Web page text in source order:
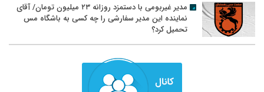
مدیر غیربومی با دستمزد روزانه ۲۳ میلیون تومان/ آقای
نماینده این مدیر سفارشی را چه کسی به باشگاه مس
تحمیل کرد؟